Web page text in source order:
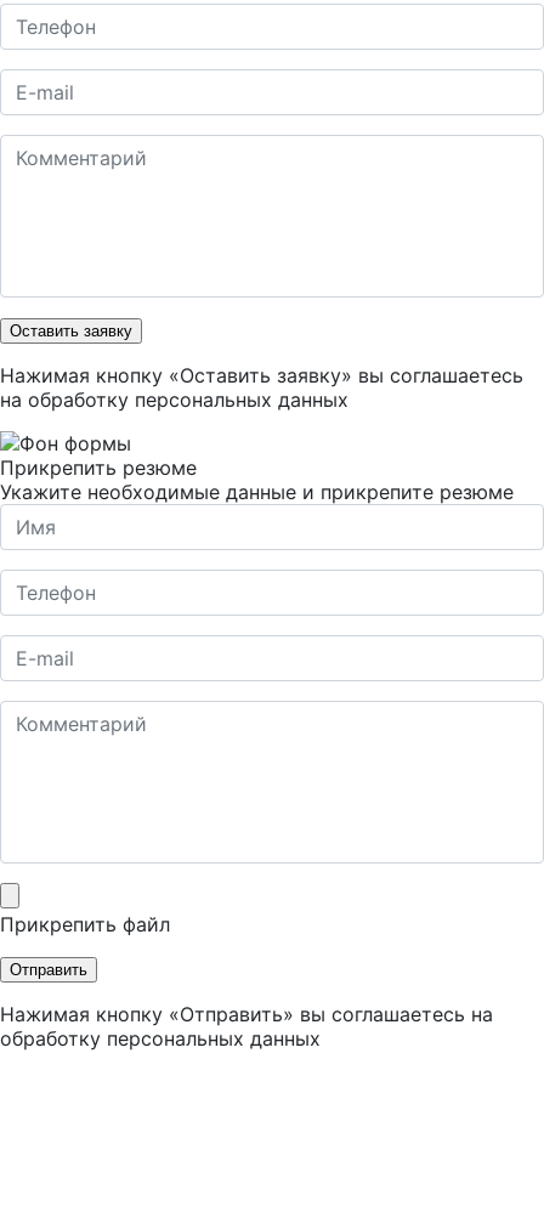
Оставить заявку
Нажимая кнопку «Оставить заявку» вы соглашаетесь
на обработку персональных данных
Прикрепить резюме
Укажите необходимые данные и прикрепите резюме
Прикрепить файл
Отправить
Нажимая кнопку «Отправить» вы соглашаетесь на
обработку персональных данных